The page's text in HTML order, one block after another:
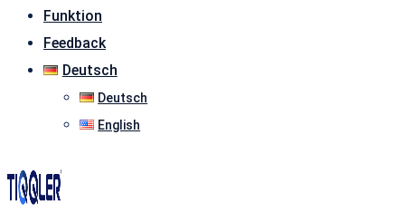
Funktion
Feedback
Deutsch
Deutsch
English